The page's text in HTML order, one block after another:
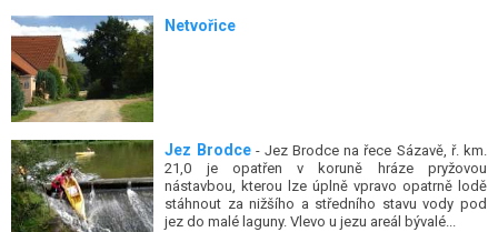
Netvořice
Jez Brodce- Jez Brodce na řece Sázavě, ř. km.
21,0 je opatřen v koruně hráze pryžovou
nástavbou, kterou lze úplně vpravo opatrně lodě
stáhnout za nižšího a středního stavu vody pod
jez do malé laguny. Vlevo u jezu areál bývalé...